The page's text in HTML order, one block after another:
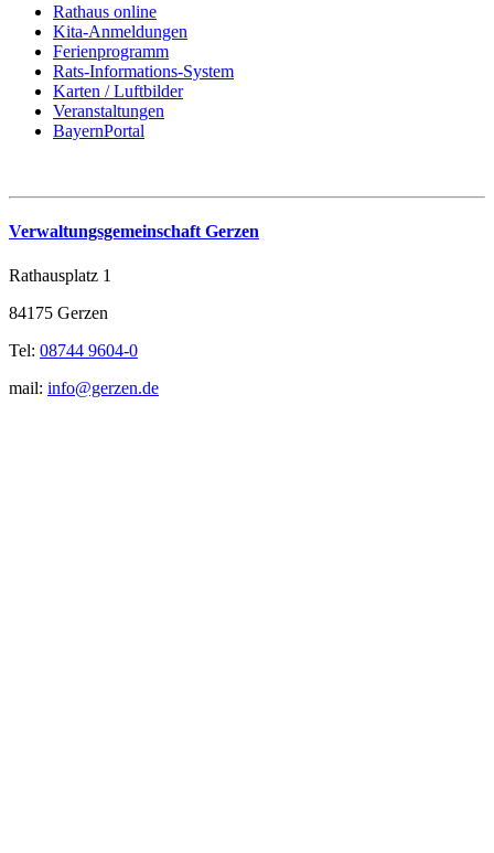
Rathaus online
Kita-Anmeldungen
Ferienprogramm
Rats-Informations-System
Karten / Luftbilder
Veranstaltungen
BayernPortal
Verwaltungsgemeinschaft Gerzen
Rathausplatz 1
84175 Gerzen
Tel: 08744 9604-0
mail: info@gerzen.de